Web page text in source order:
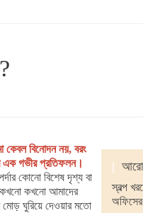
| আরো
স্বল্প
কেবল বিনোদন নয়, বরং
এক গভীর প্রতিফলন।
কোনো বিশেষ দৃশ্য বা
কখনো আমাদের
মোড় ঘুরিয়ে দেওয়ার মতো